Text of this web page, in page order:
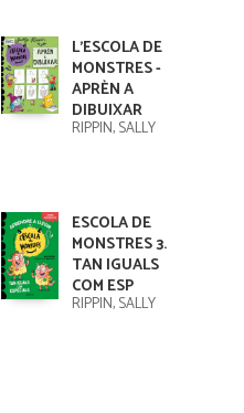
L'ESCOLA DE
MONSTRES -
APRÈN A
DIBUIXAR
RIPPIN, SALLY
ESCOLA DE
MONSTRES 3.
TAN IGUALS
COM ESP
RIPPIN, SALLY